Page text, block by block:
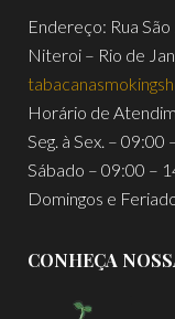
Endereço: Rua
Niteroi – Rio de
Horário de
Seg. à Sex. – 09:00
Sábado – 09:00 –
Domingos e
CONHEÇA